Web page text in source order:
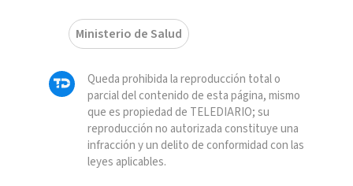
Ministerio de Salud
Queda prohibida la reproducción total o
parcial del contenido de esta página, mismo
que es propiedad de TELEDIARIO; su
reproducción no autorizada constituye una
infracción y un delito de conformidad con las
leyes aplicables.